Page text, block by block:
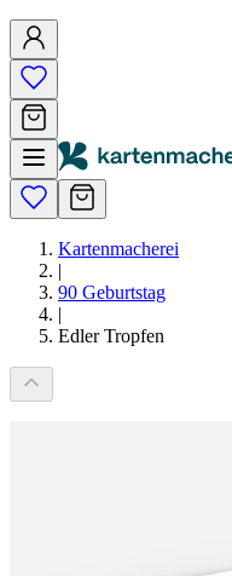
Kartenmacherei
|
90 Geburtstag
|
Edler Tropfen